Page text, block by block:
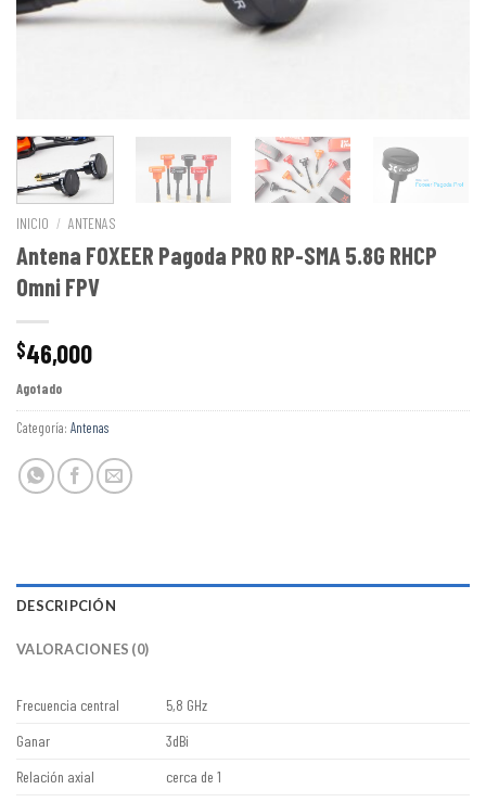
INICIO / ANTENAS
Antena FOXEER Pagoda PRO RP-SMA 5.8G RHCP
Omni FPV
$46,000
Agotado
Categoría: Antenas
DESCRIPCIÓN
VALORACIONES (0)
Frecuencia central
5,8 GHz
Ganar
3dBi
Relación axial
cerca de 1